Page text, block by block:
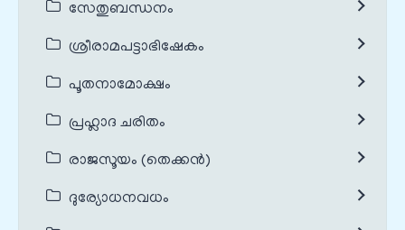
സേതുബന്ധനം
ശ്രീരാമപട്ടാഭിഷേകം
പൂതനാമോക്ഷം
പ്രഹ്ലാദ ചരിതം
രാജസൂയം (തെക്കൻ)
ദുര്യോധനവധം